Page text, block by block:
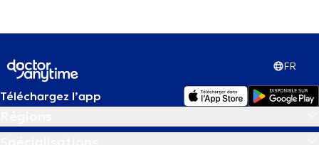
FR
Téléchargez l’app